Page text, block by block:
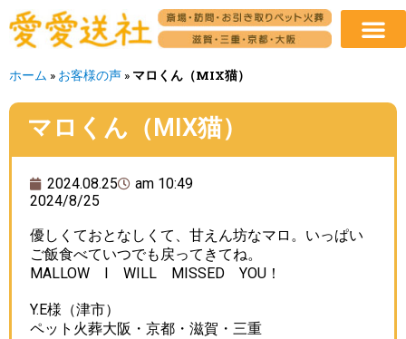
ホーム » お客様の声 » マロくん（MIX猫）
マロくん（MIX猫）
2024.08.25
am 10:49
2024/8/25
優しくておとなしくて、甘えん坊なマロ。いっぱい
ご飯食べていつでも戻ってきてね。
MALLOW I WILL MISSED YOU！
Y.E様（津市）
ペット火葬大阪・京都・滋賀・三重